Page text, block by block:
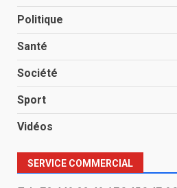
Politique
Santé
Société
Sport
Vidéos
SERVICE COMMERCIAL